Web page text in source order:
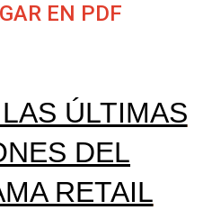
EN PDF
ÚLTIMAS
DEL
RETAIL